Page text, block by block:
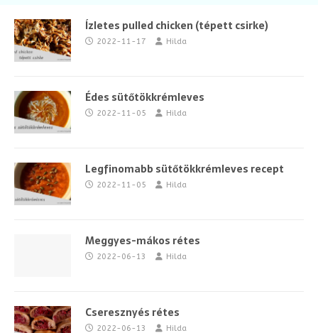
Ízletes pulled chicken (tépett csirke)
2022-11-17 Hilda
Édes sütőtökkrémleves
2022-11-05 Hilda
Legfinomabb sütőtökkrémleves recept
2022-11-05 Hilda
Meggyes-mákos rétes
2022-06-13 Hilda
Cseresznyés rétes
2022-06-13 Hilda